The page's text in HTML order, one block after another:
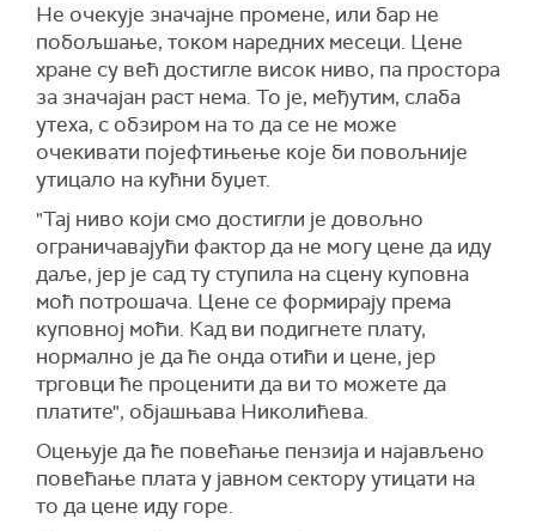
Не очекује значајне промене, или бар не
побољшање, током наредних месеци. Цене
хране су већ достигле висок ниво, па простора
за значајан раст нема. То је, међутим, слаба
утеха, с обзиром на то да се не може
очекивати појефтињење које би повољније
утицало на кућни буџет.
"Тај ниво који смо достигли је довољно
ограничавајући фактор да не могу цене да иду
даље, јер је сад ту ступила на сцену куповна
моћ потрошача. Цене се формирају према
куповној моћи. Кад ви подигнете плату,
нормално је да ће онда отићи и цене, јер
трговци ће проценити да ви то можете да
платите", објашњава Николићева.
Оцењује да ће повећање пензија и најављено
повећање плата у јавном сектору утицати на
то да цене иду горе.